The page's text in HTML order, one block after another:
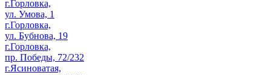
г.Горловка,
ул. Умова, 1
г.Горловка,
ул. Бубнова, 19
г.Горловка,
пр. Победы, 72/232
г.Ясиноватая,